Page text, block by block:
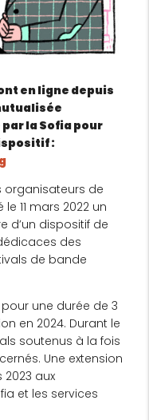
en ligne depuis
la Sofia pour
:
organisateurs de
11 mars 2022 un
d’un dispositif de
des
de bande
une durée de 3
en 2024. Durant le
soutenus à la fois
Une extension
aux
et les services